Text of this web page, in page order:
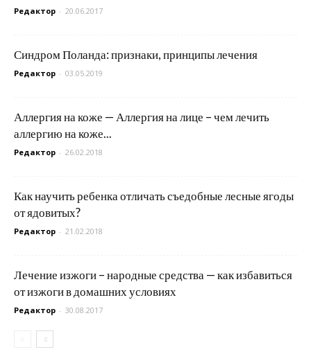
Редактор - 20.06.2017
Синдром Поланда: признаки, принципы лечения
Редактор - 03.05.2019
Аллергия на коже — Аллергия на лице – чем лечить
аллергию на коже...
Редактор - 26.02.2018
Как научить ребенка отличать съедобные лесные ягоды
от ядовитых?
Редактор - 21.02.2018
Лечение изжоги – народные средства — как избавиться
от изжоги в домашних условиях
Редактор - 30.08.2017